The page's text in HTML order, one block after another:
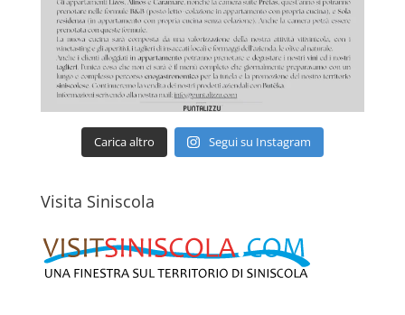
Carica altro Segui su Instagram
Visita Siniscola